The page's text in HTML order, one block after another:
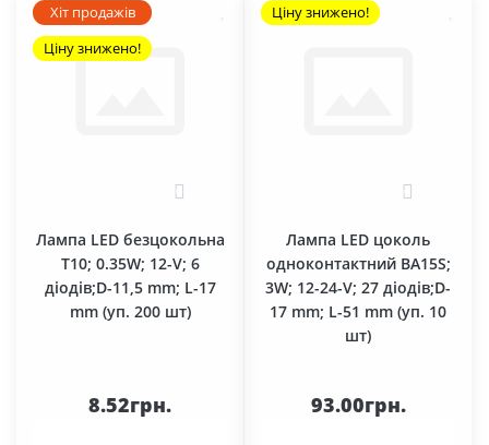
Хіт продажів
Ціну знижено!
Лампа LED безцокольна
T10; 0.35W; 12-V; 6
діодів;D-11,5 mm; L-17
mm (уп. 200 шт)
8.52грн.
Ціну знижено!
Лампа LED цоколь
одноконтактний BA15S;
3W; 12-24-V; 27 діодів;D-
17 mm; L-51 mm (уп. 10
шт)
93.00грн.